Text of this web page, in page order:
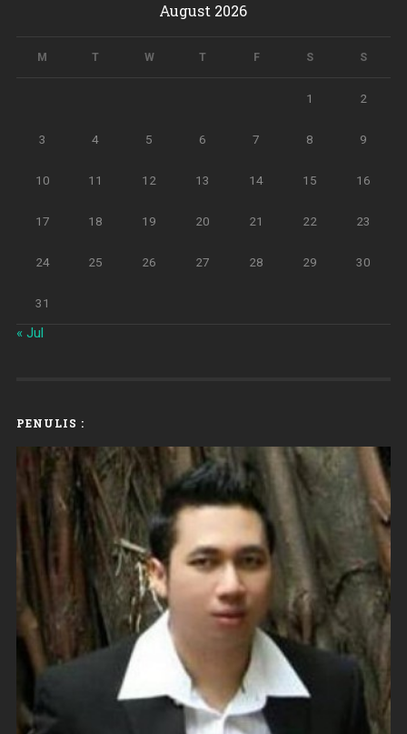
August 2026
M T W T F S S
1 2
3 4 5 6 7 8 9
10 11 12 13 14 15 16
17 18 19 20 21 22 23
24 25 26 27 28 29 30
31
« Jul
PENULIS :